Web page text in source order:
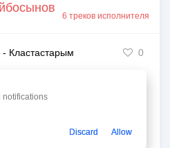
6 треков исполнителя
- Кластастарым 0
notifications
Discard Allow